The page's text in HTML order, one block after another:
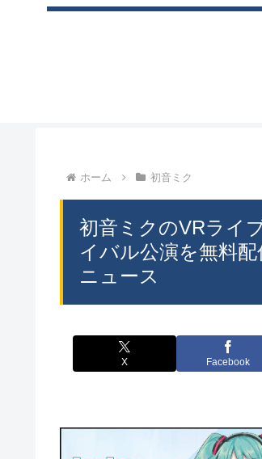
ホーム 初音ミク
初音ミクのVRライ
イバル公演を無料
ニュース
X Facebook